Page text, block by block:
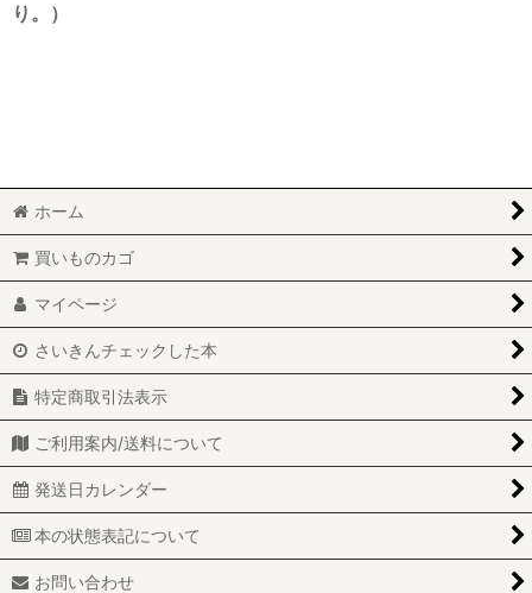
り。）
ホーム
買いものカゴ
マイページ
さいきんチェックした本
特定商取引法表示
ご利用案内/送料について
発送日カレンダー
本の状態表記について
お問い合わせ